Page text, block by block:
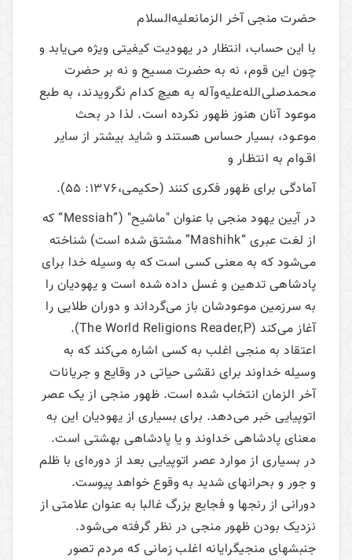
حضرت منجی آخر الزمانعلیه‌السلام
با این حساب، انتظار در یهودیت کیفیتی ویژه می‌یابد و
چون این قوم، نه به حضرت مسیح و نه بر حضرت
محمدصلی‌الله‌علیه‌وآله به هیچ کدام نگرویدند، به طبع
موعود آنان هنوز ظهور نکرده است. لذا در بحث
موعـود، بسیار حساس هستند و شاید بیشتر از سایر
اقـوام به انتظـار و
آمادگی برای ظهور فکری کنند (حکیمی،1376: 55).
در آیین یهود منجی با عنوان "ماشیح" (”Messiah“ که
از لغت عبری “Mashihk” مشتق شده است) شناخته
می‌شود که به معنی کسی است که به وسیله خدا برای
پادشاهی تدهین و غسل داده شده است و یهودیان را
به سرزمین موعودشان باز می‌گرداند و دوران طلایی را
آغاز می‌کند (The World Religions Reader,P).
اعتقاد به منجی اغلب به کسی اشاره می‌کند که به
وسیله خداوند برای نقشی حیاتی در وقایع و جریانات
آخر الزمان انتخاب شده است. ظهور منجی از یک عصر
اتوپیایی خبر می‌دهد. برای بسیاری از یهودیان این به
معنای پادشاهی خداوند و یا پادشاهی بهشتی است.
در بسیاری از موارد عصر اتوپیایی بعد از دوره‌ای با ظلم
و جور و بحرانهای شدید به وقوع خواهد پیوست.
دورانی از رنجها و فجایع بزرگ غالبا به عنوان علامتی از
نزدیک بودن ظهور منجی در نظر گرفته می‌شود.
جنبشهای منجی­گرایانه اغلب زمانی که مردم تصور